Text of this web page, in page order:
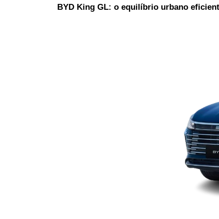
BYD King GL: o equilíbrio urbano